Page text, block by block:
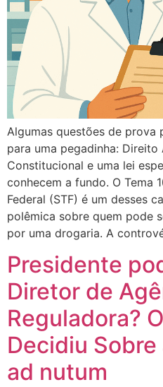
Algumas questões de prova
para uma pegadinha:
Constitucional e uma lei
conhecem a fundo. O Tema
Federal (STF) é um desses
polêmica sobre quem pode
por uma drogaria. A
Presidente
Diretor de
Reguladora?
Decidiu
ad nutum